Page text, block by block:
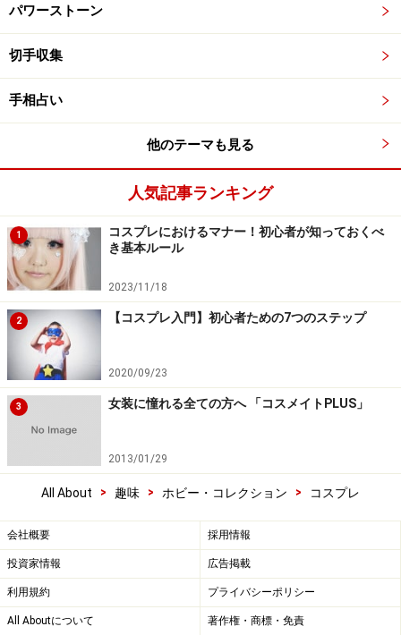
パワーストーン
切手収集
手相占い
他のテーマも見る
人気記事ランキング
1
コスプレにおけるマナー！初心者が知っておくべ
き基本ルール
2023/11/18
2 【コスプレ入門】初心者ための7つのステップ
2020/09/23
3 女装に憧れる全ての方へ 「コスメイトPLUS」
2013/01/29
All About > 趣味 > ホビー・コレクション > コスプレ
会社概要 採用情報
投資家情報 広告掲載
利用規約 プライバシーポリシー
All Aboutについて 著作権・商標・免責